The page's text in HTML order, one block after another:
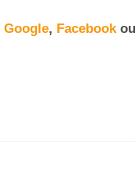
Google, Facebookou